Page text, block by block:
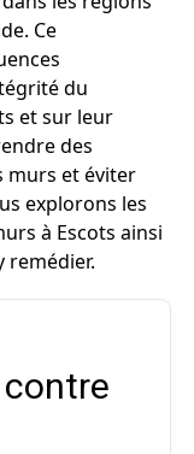
Ce
du
et sur leur
des
murs et éviter
explorons les
à Escots ainsi
remédier.